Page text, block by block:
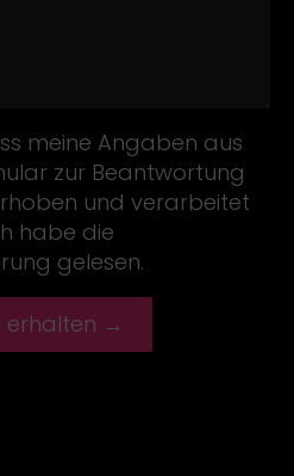
habe die
gelesen.
erhalten →